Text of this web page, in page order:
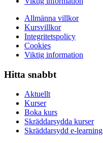
Allmänna villkor
Kursvillkor
Integritetspolicy
Cookies
Viktig information
Hitta snabbt
Aktuellt
Kurser
Boka kurs
Skräddarsydda kurser
Skräddarsydd e-learning